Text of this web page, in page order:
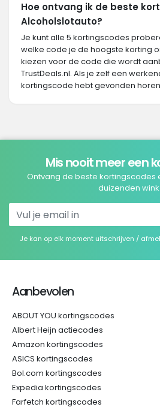
Hoe ontvang ik de beste
Alcoholslotauto?
Je kunt alle 5 kortingscodes
welke code je de hoogste korting
kiezen voor de code die wordt
TrustDeals.nl. Als je zelf een
kortingscode hebt gevonden
Mis nooit meer een
Ontvang de beste kortingscodes
duizenden
Je kan op elk moment uitschrijven /
Aanbevolen
ABOUT YOU kortingscodes
Albert Heijn actiecodes
Amazon kortingscodes
ASICS kortingscodes
Bol.com kortingscodes
Expedia kortingscodes
Farfetch kortingscodes